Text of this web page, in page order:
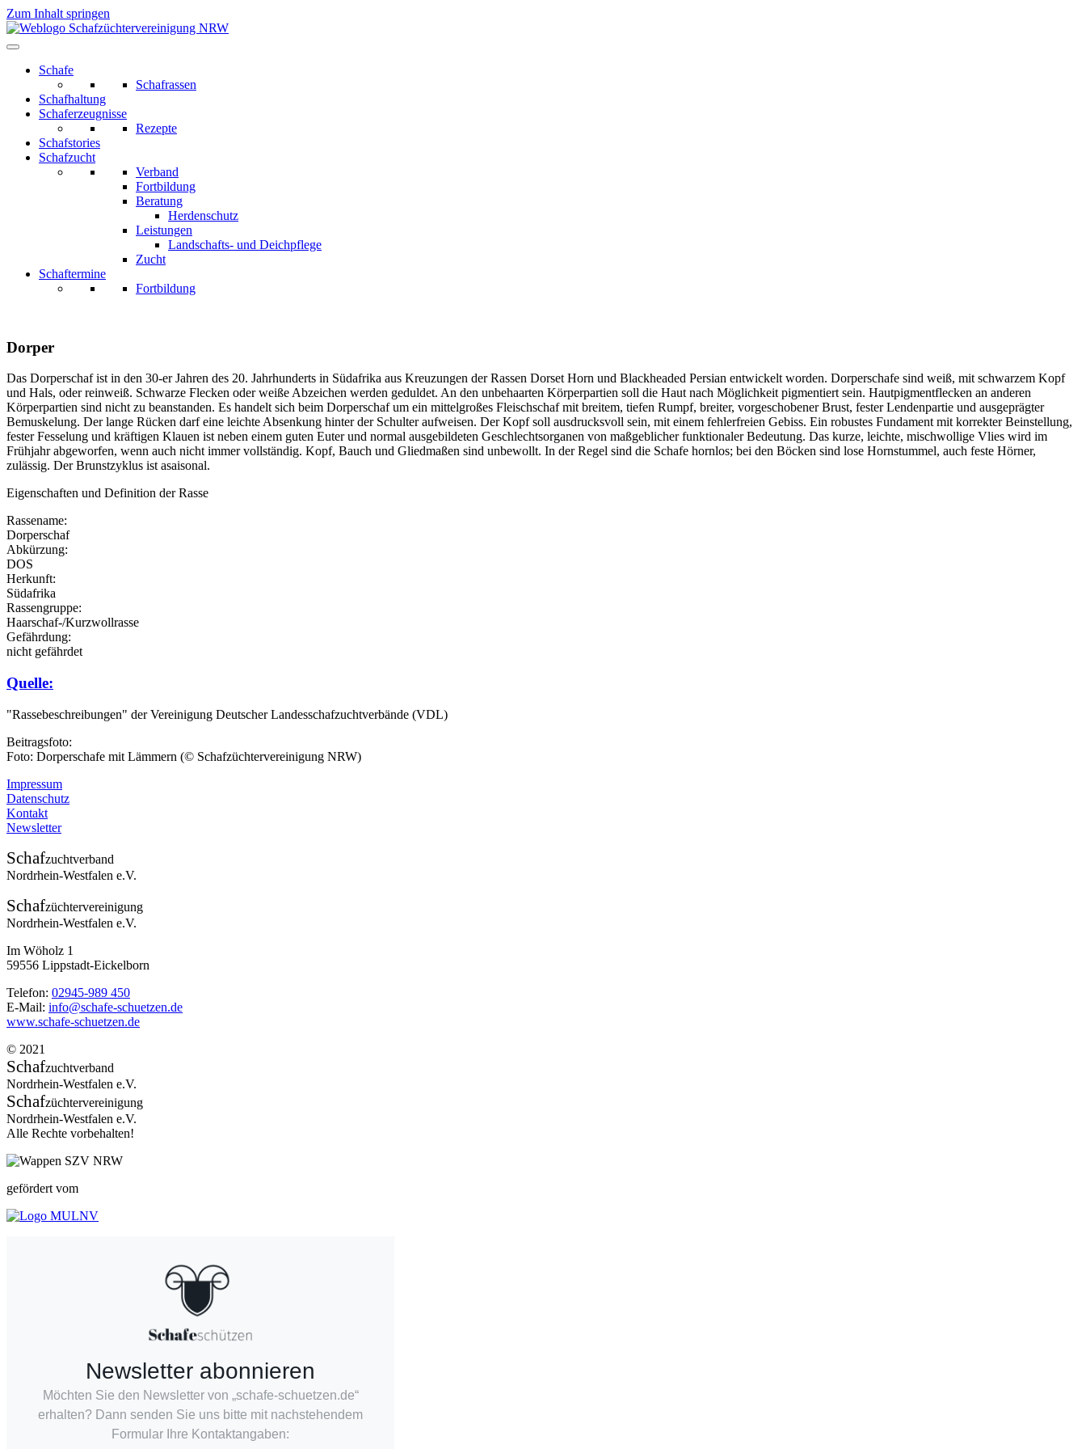
Zum Inhalt springen
Schafe
Schafrassen
Schafhaltung
Schaferzeugnisse
Rezepte
Schafstories
Schafzucht
Verband
Fortbildung
Beratung
Herdenschutz
Leistungen
Landschafts- und Deichpflege
Zucht
Schaftermine
Fortbildung
Dorper
Das Dorperschaf ist in den 30-er Jahren des 20. Jahrhunderts in Südafrika aus Kreuzungen der Rassen Dorset Horn und Blackheaded Persian entwickelt worden. Dorperschafe sind weiß, mit schwarzem Kopf
und Hals, oder reinweiß. Schwarze Flecken oder weiße Abzeichen werden geduldet. An den unbehaarten Körperpartien soll die Haut nach Möglichkeit pigmentiert sein. Hautpigmentflecken an anderen
Körperpartien sind nicht zu beanstanden. Es handelt sich beim Dorperschaf um ein mittelgroßes Fleischschaf mit breitem, tiefen Rumpf, breiter, vorgeschobener Brust, fester Lendenpartie und ausgeprägter
Bemuskelung. Der lange Rücken darf eine leichte Absenkung hinter der Schulter aufweisen. Der Kopf soll ausdrucksvoll sein, mit einem fehlerfreien Gebiss. Ein robustes Fundament mit korrekter Beinstellung,
fester Fesselung und kräftigen Klauen ist neben einem guten Euter und normal ausgebildeten Geschlechtsorganen von maßgeblicher funktionaler Bedeutung. Das kurze, leichte, mischwollige Vlies wird im
Frühjahr abgeworfen, wenn auch nicht immer vollständig. Kopf, Bauch und Gliedmaßen sind unbewollt. In der Regel sind die Schafe hornlos; bei den Böcken sind lose Hornstummel, auch feste Hörner,
zulässig. Der Brunstzyklus ist asaisonal.
Eigenschaften und Definition der Rasse
Rassename:
Dorperschaf
Abkürzung:
DOS
Herkunft:
Südafrika
Rassengruppe:
Haarschaf-/Kurzwollrasse
Gefährdung:
nicht gefährdet
Quelle:
"Rassebeschreibungen" der Vereinigung Deutscher Landesschafzuchtverbände (VDL)
Beitragsfoto:
Foto: Dorperschafe mit Lämmern (© Schafzüchtervereinigung NRW)
Impressum
Datenschutz
Kontakt
Newsletter
Schafzuchtverband
Nordrhein-Westfalen e.V.
Schafzüchtervereinigung
Nordrhein-Westfalen e.V.
Im Wöholz 1
59556 Lippstadt-Eickelborn
Telefon: 02945-989 450
E-Mail: info@schafe-schuetzen.de
www.schafe-schuetzen.de
© 2021
Schafzuchtverband
Nordrhein-Westfalen e.V.
Schafzüchtervereinigung
Nordrhein-Westfalen e.V.
Alle Rechte vorbehalten!
gefördert vom
Newsletter abonnieren
Möchten Sie den Newsletter von „schafe-schuetzen.de“
erhalten? Dann senden Sie uns bitte mit nachstehendem
Formular Ihre Kontaktangaben: